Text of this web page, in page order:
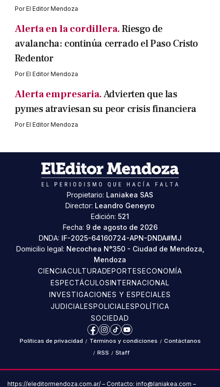
PorEl Editor Mendoza
Alerta en la cordillera.Riesgo de
avalancha: continúa cerrado el Paso Cristo
Redentor
PorEl Editor Mendoza
Alerta empresaria.Advierten que las
pymes atraviesan su peor crisis financiera
PorEl Editor Mendoza
Propietario: Laniakea SAS
Director: Leandro Geneyro
Edición: 521
Fecha: 9 de agosto de 2026
DNDA: IF-2025-64160724-APN-DNDA#MJ
Domicilio legal: Necochea N°350 - Ciudad de Mendoza,
Mendoza
CIENCIACULTURADEPORTESECONOMÍA
ESPECTÁCULOSINTERNACIONAL
INVESTIGACIONES Y ESPECIALES
JUDICIALESPOLICIALESPOLÍTICA
SOCIEDAD
Facebook
Instagram
TikTokYouTube
Políticas de privacidad / Términos y condiciones / Contáctanos
/ RSS / Staff
https://eleditormendoza.com.ar/ – Contacto: info@laniakea.com –